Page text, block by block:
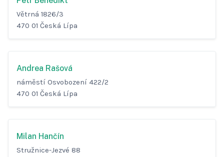
Větrná 1826/3
470 01 Česká Lípa
Andrea Rašová
náměstí Osvobození 422/2
470 01 Česká Lípa
Milan Hančín
Stružnice-Jezvé 88